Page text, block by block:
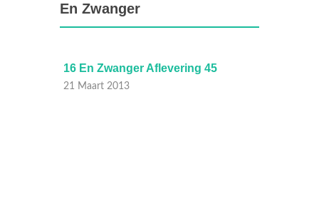
En Zwanger
16 En Zwanger Aflevering 45
21 Maart 2013